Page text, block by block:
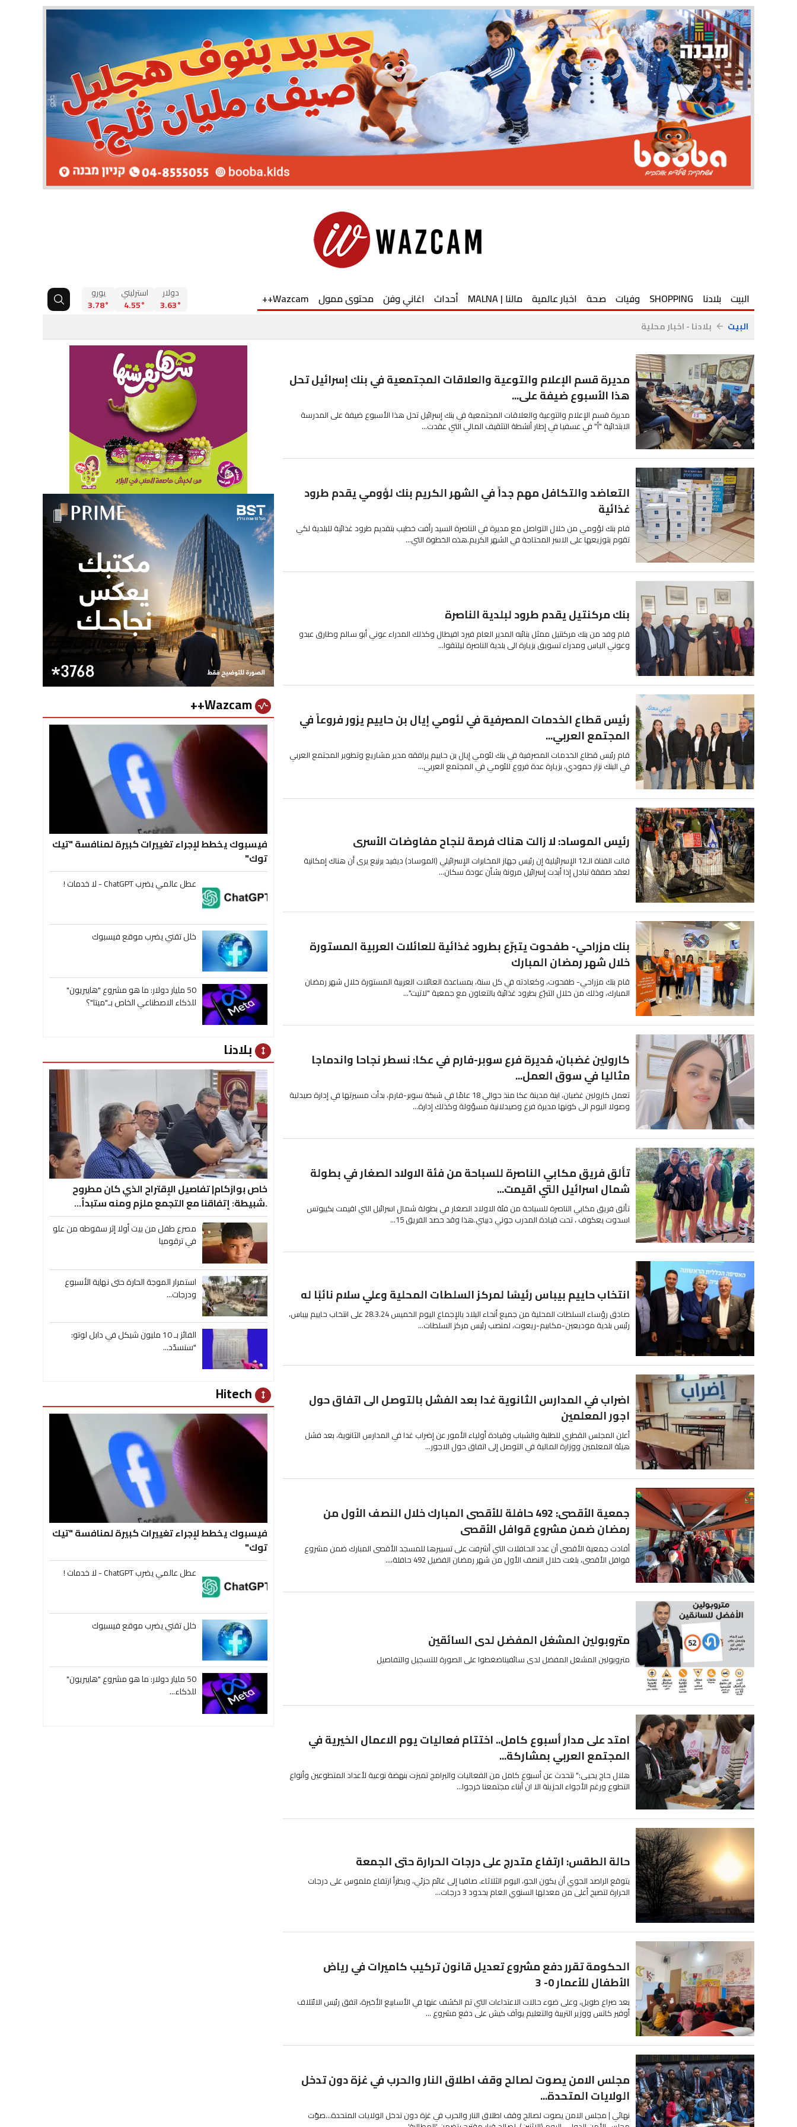
البيت بلادنا SHOPPING وفيات صحة اخبار عالمية مالنا | MALNA أحداث اغاني وفن محتوى ممول Wazcam++ دولار
3.63°
استرليني
4.55°
يورو
3.78°
البيت arrow_back بلادنا - اخبار محلية
مديرة قسم الإعلام والتوعية والعلاقات المجتمعية في بنك إسرائيل تحل
هذا الأسبوع ضيفة على...
مديرة قسم الإعلام والتوعية والعلاقات المجتمعية في بنك إسرائيل تحل هذا الأسبوع ضيفة على المدرسة
الابتدائية "أ" في عسفيا في إطار أنشطة التثقيف المالي التي عقدت...
التعاضد والتكافل مهم جداً في الشهر الكريم بنك لؤومي يقدم طرود
غذائية
قام بنك لؤومي من خلال التواصل مع مديرة في الناصرة السيد رأفت خطيب بتقديم طرود غذائية للبلدية لكي
تقوم بتوزيعها على الاسر المحتاجة في الشهر الكريم.هذه الخطوة التي...
بنك مركنتيل يقدم طرود لبلدية الناصرة
قام وفد من بنك مركنتيل ممثل بنائبه المدير العام فيرد افيطال وكذلك المدراء عوني أبو سالم وطارق عبدو
وعوني الياس ومدراء تسويق بزيارة الى بلدية الناصرة ليلتقوا...
رئيس قطاع الخدمات المصرفية في لئومي إيال بن حاييم يزور فروعاً في
المجتمع العربي...
قام رئيس قطاع الخدمات المصرفية في بنك لئومي إيال بن حاييم يرافقه مدير مشاريع وتطوير المجتمع العربي
في البنك نزار حمودي، بزيارة عدة فروع للئومي في المجتمع العربي...
رئيس الموساد: لا زالت هناك فرصة لنجاح مفاوضات الأسرى
قالت القناة الـ12 الإسرائيلية إن رئيس جهاز المخابرات الإسرائيلي (الموساد) ديفيد برنيع يرى أن هناك إمكانية
لعقد صفقة تبادل إذا أبدت إسرائيل مرونة بشأن عودة سكان...
بنك مزراحي- طفحوت يتبرّع بطرود غذائية للعائلات العربية المستورة
خلال شهر رمضان المبارك
قام بنك مزراحي- طفحوت، وكعادته في كل سنة، بمساعدة العائلات العربية المستورة خلال شهر رمضان
المبارك، وذلك من خلال التبرّع بطرود غذائية بالتعاون مع جمعية "لاتيت"...
كارولين غضبان، مُديرة فرع سوبر-فارم في عكا: نسطر نجاحا واندماجا
مثاليا في سوق العمل...
تعمل كارولين غضبان، ابنة مدينة عكا منذ حوالي 18 عامًا في شبكة سوبر-فارم، بدأت مسيرتها في إدارة صيدلية
وصولا اليوم الى كونها مديرة فرع وصيدلانية مسؤولة وكذلك إدارة...
تألق فريق مكابي الناصرة للسباحة من فئة الاولاد الصغار في بطولة
شمال اسرائيل التي اقيمت...
تألق فريق مكابي الناصرة للسباحة من فئة الاولاد الصغار في بطولة شمال اسرائيل التي اقيمت بكيبوتس
اسدوت يعكوف ، تحت قيادة المدرب جوني دبيني.هذا وقد حصد الفريق 15...
انتخاب حاييم بيباس رئيسًا لمركز السلطات المحلية وعلي سلام نائبًا له
صادق رؤساء السلطات المحلية من جميع أنحاء البلاد بالإجماع اليوم الخميس 28.3.24 على انتخاب حاييم بيباس،
رئيس بلدية موديعين-مكابيم-ريعوت، لمنصب رئيس مركز السلطات...
اضراب في المدارس الثانوية غدا بعد الفشل بالتوصل الى اتفاق حول
اجور المعلمين
أعلن المجلس القطري للطلبة والشباب وقيادة أولياء الأمور عن إضراب غدا في المدارس الثانوية، بعد فشل
هيئة المعلمين ووزارة المالية في التوصل إلى اتفاق حول الاجور...
جمعية الأقصى: 492 حافلة للأقصى المبارك خلال النصف الأول من
رمضان ضمن مشروع قوافل الأقصى
أفادت جمعية الأقصى أن عدد الحافلات التي أشرفت على تسييرها للمسجد الأقصى المبارك ضمن مشروع
قوافل الأقصى، بلغت خلال النصف الأول من شهر رمضان الفضيل 492 حافلة،...
متروبولين المشغل المفضل لدى السائقين
متروبولين المشغل المفضل لدى سائفيناضغطوا على الصورة للتسجيل والتفاصيل
امتد على مدار أسبوع كامل.. اختتام فعاليات يوم الاعمال الخيرية في
المجتمع العربي بمشاركة...
هلال حاج يحيى:" نتحدث عن أسبوع كامل من الفعاليات والبرامج تميزت بنهضة نوعية لأعداد المتطوعين وأنواع
التطوع ورغم الأجواء الحزينة الا ان أبناء مجتمعنا خرجوا...
حالة الطقس: ارتفاع متدرج على درجات الحرارة حتى الجمعة
يتوقع الراصد الجوي أن يكون الجو، اليوم الثلاثاء، صافيا إلى غائم جزئي، ويطرأ ارتفاع ملموس على درجات
الحرارة لتصبح أعلى من معدلها السنوي العام بحدود 3 درجات...
الحكومة تقرر دفع مشروع تعديل قانون تركيب كاميرات في رياض
الأطفال للأعمار 0- 3
بعد صراع طويل، وعلى ضوء حالات الاعتداءات التي تم الكشف عنها في الأسابيع الأخيرة، اتفق رئيس الائتلاف
أوفير كاتس ووزير التربية والتعليم يوآف كيش على دفع مشروع ...
مجلس الامن يصوت لصالح وقف اطلاق النار والحرب في غزة دون تدخل
الولايات المتحدة...
نهائي | مجلس الامن يصوت لصالح وقف اطلاق النار والحرب في غزة دون تدخل الولايات المتحدة...صوّت
vital_signs
فيسبوك يخطط لإجراء تغييرات كبيرة لمنافسة "تيك
توك"
عطل عالمي يضرب ChatGPT - لا خدمات !
خلل تقني يضرب موقع فيسبوك
50 مليار دولار: ما هو مشروع "هايبريون"
للذكاء الاصطناعي الخاص بـ"ميتا"؟
height بلادنا
خاص بوازكام| تفاصيل الإقتراح الذي كان مطروح
.شبيطة: إتفاقنا مع التجمع ملزم ومنه ستبدأ...
مصرع طفل من بيت أولا إثر سقوطه من علو
في ترقوميا
استمرار الموجة الحارة حتى نهاية الأسبوع
ودرجات...
الفائز بـ 10 مليون شيكل في دابل لوتو:
"سنسدّد...
height
فيسبوك يخطط لإجراء تغييرات كبيرة لمنافسة "تيك
توك"
عطل عالمي يضرب ChatGPT - لا خدمات !
خلل تقني يضرب موقع فيسبوك
50 مليار دولار: ما هو مشروع "هايبريون"
للذكاء...